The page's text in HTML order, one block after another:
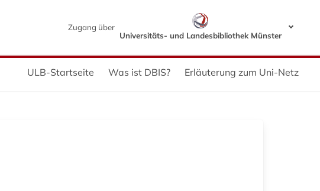
Zugang über
Universitäts- und Landesbibliothek Münster
ULB-Startseite Was ist DBIS? Erläuterung zum Uni-Netz